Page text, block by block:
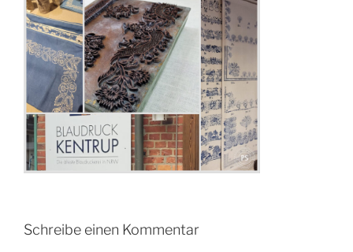
Schreibe einen Kommentar